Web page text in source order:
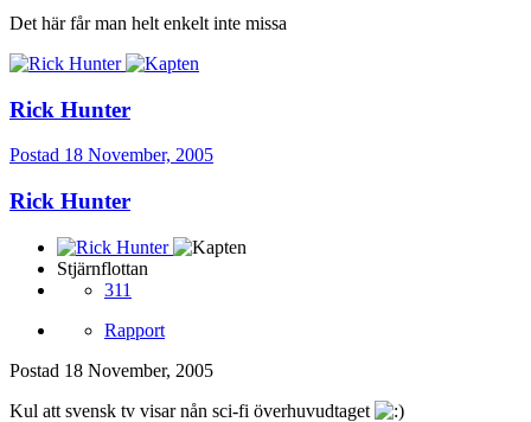
Det här får man helt enkelt inte missa
Rick Hunter
Postad 18 November, 2005
Rick Hunter
Stjärnflottan
311
Rapport
Postad 18 November, 2005
Kul att svensk tv visar nån sci-fi överhuvudtaget